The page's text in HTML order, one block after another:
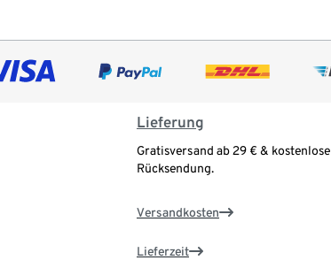
Lieferung
Gratisversand ab 29 € & kostenlose
Rücksendung.
Versandkosten
Lieferzeit